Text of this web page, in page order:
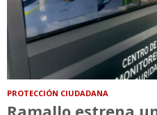
PROTECCIÓN CIUDADANA
Ramallo estrena